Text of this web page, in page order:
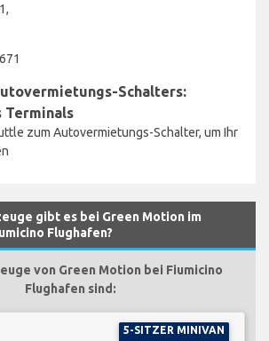
Schalters:
Terminals
zum Autovermietungs-Schalter, um Ihr
gibt es bei Green Motion im
Flughafen?
von Green Motion bei Fiumicino
Flughafen sind:
5-SITZER MINIVAN